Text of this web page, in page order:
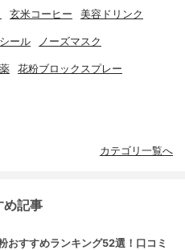
玄米コーヒー 美容ドリンク
ール ノーズマスク
花粉ブロックスプレー
カテゴリ一覧へ
め記事
おすすめランキング52選！口コミ